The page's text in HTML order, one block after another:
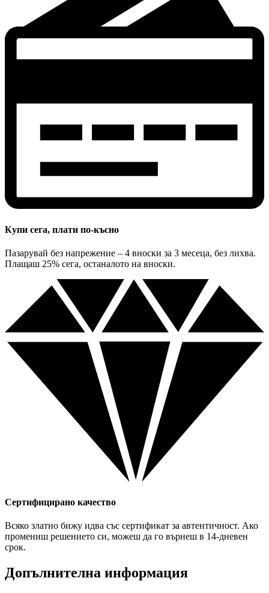
Купи сега, плати по-късно
Пазарувай без напрежение – 4 вноски за 3 месеца, без лихва.
Плащаш 25% сега, останалото на вноски.
Сертифицирано качество
Всяко златно бижу идва със сертификат за автентичност. Ако
промениш решението си, можеш да го върнеш в 14-дневен
срок.
Допълнителна информация